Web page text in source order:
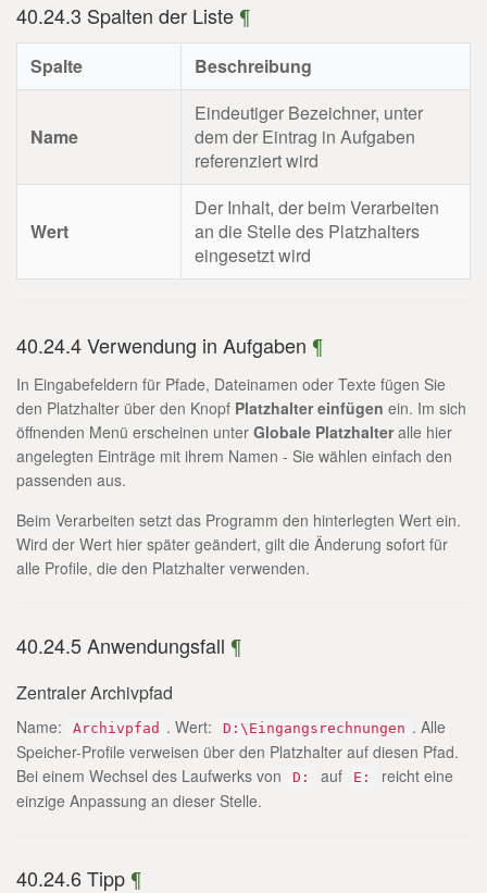
40.24.3 Spalten der Liste ¶
Spalte Beschreibung
Name
Eindeutiger Bezeichner, unter
dem der Eintrag in Aufgaben
referenziert wird
Wert
Der Inhalt, der beim Verarbeiten
an die Stelle des Platzhalters
eingesetzt wird
40.24.4 Verwendung in Aufgaben ¶
In Eingabefeldern für Pfade, Dateinamen oder Texte fügen Sie
den Platzhalter über den Knopf Platzhalter einfügen ein. Im sich
öffnenden Menü erscheinen unter Globale Platzhalteralle hier
angelegten Einträge mit ihrem Namen - Sie wählen einfach den
passenden aus.
Beim Verarbeiten setzt das Programm den hinterlegten Wert ein.
Wird der Wert hier später geändert, gilt die Änderung sofort für
alle Profile, die den Platzhalter verwenden.
40.24.5 Anwendungsfall ¶
Zentraler Archivpfad
Name: Archivpfad . Wert: D:\Eingangsrechnungen . Alle
Speicher-Profile verweisen über den Platzhalter auf diesen Pfad.
Bei einem Wechsel des Laufwerks von
D: auf E:
reicht eine
einzige Anpassung an dieser Stelle.
40.24.6 Tipp ¶